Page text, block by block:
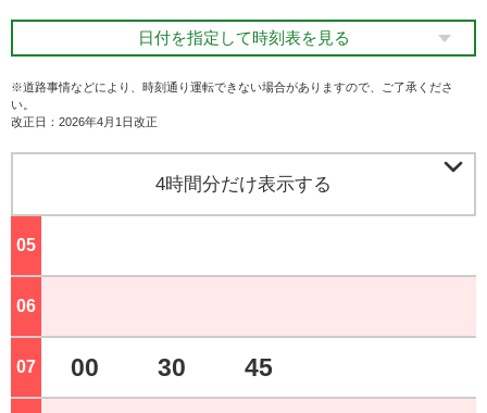
日付を指定して時刻表を見る
※道路事情などにより、時刻通り運転できない場合がありますので、ご了承くださ
い。
改正日：2026年4月1日改正
4時間分だけ表示する 
05
06
07 00 30 45